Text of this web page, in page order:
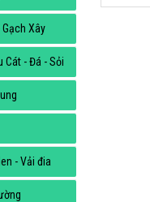
Xây
Cát - Đá - Sỏi
- Vải đia